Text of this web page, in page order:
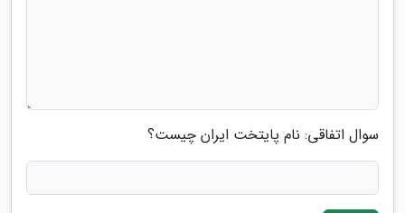
سوال اتفاقی: نام پایتخت ایران چیست؟